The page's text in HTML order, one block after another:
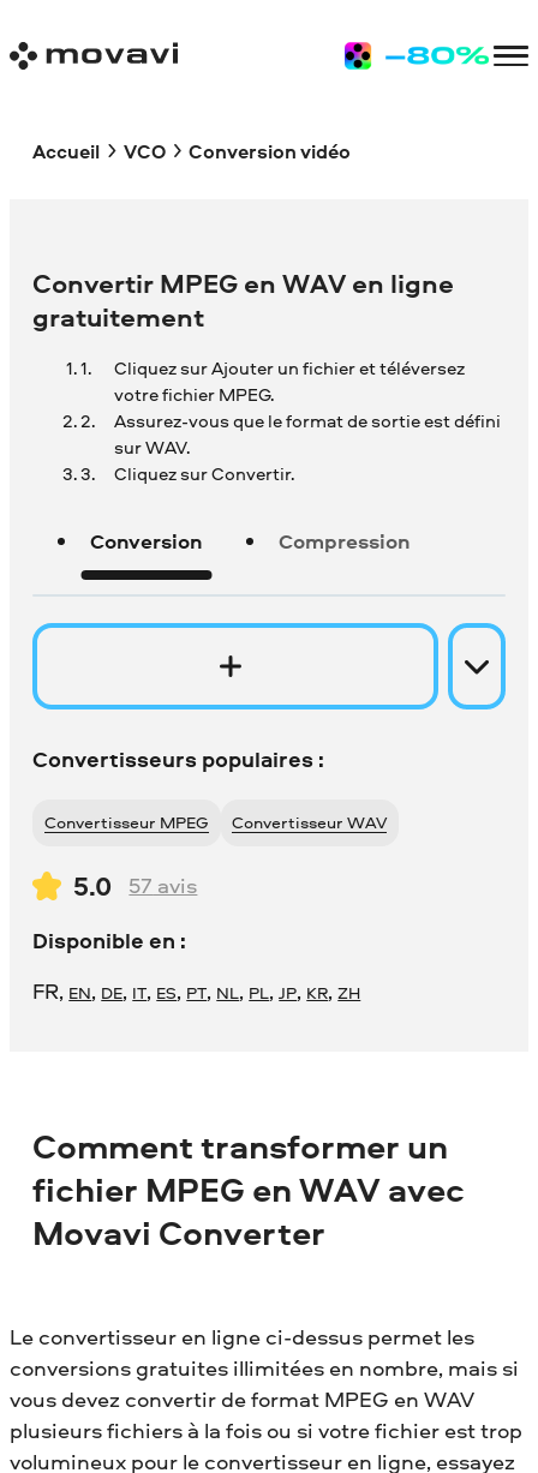
Accueil VCO Conversion vidéo
Convertir MPEG en WAV en ligne
gratuitement
Cliquez sur Ajouter un fichier et téléversez
votre fichier MPEG.
Assurez-vous que le format de sortie est défini
sur WAV.
Cliquez sur Convertir.
Conversion Compression
Convertisseurs populaires :
Convertisseur MPEG Convertisseur WAV
5.0 57 avis
Disponible en :
FR, EN, DE, IT, ES, PT, NL, PL,JP, KR,ZH
Comment transformer un
fichier MPEG en WAV avec
Movavi Converter
Le convertisseur en ligne ci-dessus permet les
conversions gratuites illimitées en nombre, mais si
vous devez convertir de format MPEG en WAV
plusieurs fichiers à la fois ou si votre fichier est trop
volumineux pour le convertisseur en ligne, essayez